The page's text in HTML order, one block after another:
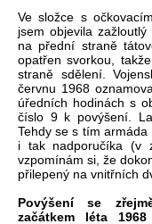
Ve složce s
jsem objevila
na přední straně
opatřen svorkou,
straně sdělení.
červnu 1968
úředních hodinách s
číslo 9 k povýšení.
Tehdy se s tím
i tak nadporučíka (v
vzpomínám si, že
přilepený na vnitřních
Povýšení se
začátkem léta